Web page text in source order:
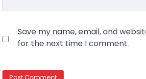
Save my name, email, and
for the next time I comment.